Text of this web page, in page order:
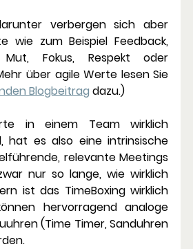
verbergen sich aber
wie zum Beispiel Feedback,
Mut, Fokus, Respekt oder
über agile Werte lesen Sie
Blogbeitrag dazu.)
in einem Team wirklich
hat es also eine intrinsische
relevante Meetings
nur so lange, wie wirklich
ist das TimeBoxing wirklich
hervorragend analoge
(Time Timer, Sanduhren